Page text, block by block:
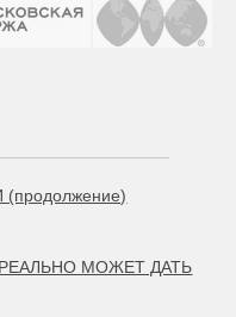
(продолжение)
МОЖЕТ ДАТЬ